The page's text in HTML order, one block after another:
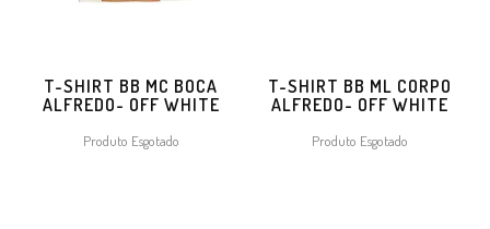
T-SHIRT BB MC BOCA
ALFREDO- OFF WHITE
Produto Esgotado
T-SHIRT BB ML CORPO
ALFREDO- OFF WHITE
Produto Esgotado